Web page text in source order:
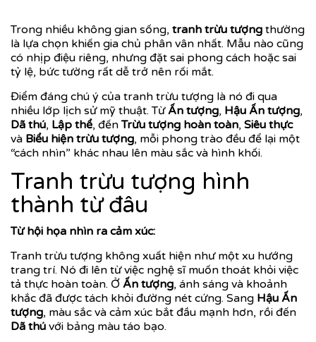
Trong nhiều không gian sống, tranh trừu tượng thường
là lựa chọn khiến gia chủ phân vân nhất. Mẫu nào cũng
có nhịp điệu riêng, nhưng đặt sai phong cách hoặc sai
tỷ lệ, bức tường rất dễ trở nên rối mắt.
Điểm đáng chú ý của tranh trừu tượng là nó đi qua
nhiều lớp lịch sử mỹ thuật. Từ Ấn tượng, Hậu Ấn tượng,
Dã thú, Lập thể, đếnTrừu tượng hoàn toàn, Siêu thực
và Biểu hiện trừu tượng, mỗi phong trào đều để lại một
“cách nhìn” khác nhau lên màu sắc và hình khối.
Tranh trừu tượng hình
thành từ đâu
Từ hội họa nhìn ra cảm xúc:
Tranh trừu tượng không xuất hiện như một xu hướng
trang trí. Nó đi lên từ việc nghệ sĩ muốn thoát khỏi việc
tả thực hoàn toàn. Ở Ấn tượng, ánh sáng và khoảnh
khắc đã được tách khỏi đường nét cứng. Sang Hậu Ấn
tượng, màu sắc và cảm xúc bắt đầu mạnh hơn, rồi đến
Dã thú với bảng màu táo bạo.